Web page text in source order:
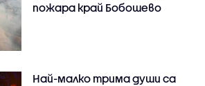
пожара край Бобошево
Най-малко трима души са